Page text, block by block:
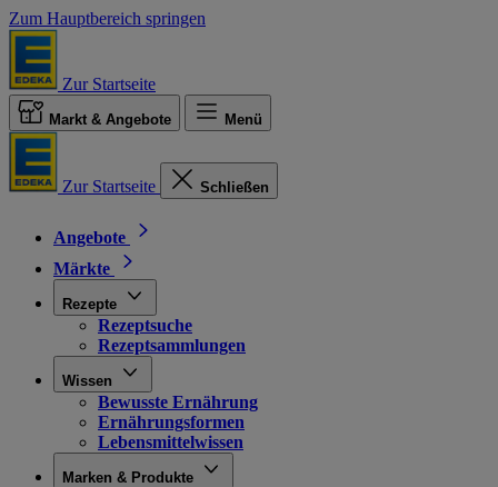
Zum Hauptbereich springen
Zur Startseite
Markt & Angebote Menü
Zur Startseite Schließen
Angebote
Märkte
Rezepte
Rezeptsuche
Rezeptsammlungen
Wissen
Bewusste Ernährung
Ernährungsformen
Lebensmittelwissen
Marken & Produkte